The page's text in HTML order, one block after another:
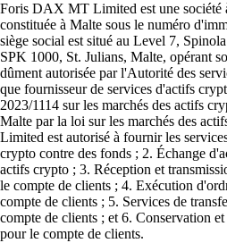
Foris DAX MT Limited est une société
constituée à Malte sous le numéro
siège social est situé au Level 7,
SPK 1000, St. Julians, Malte, opérant
dûment autorisée par l'Autorité des
que fournisseur de services d'actifs
2023/1114 sur les marchés des actifs
Malte par la loi sur les marchés des
Limited est autorisé à fournir les
crypto contre des fonds ; 2. Échange
actifs crypto ; 3. Réception et
le compte de clients ; 4. Exécution
compte de clients ; 5. Services de
compte de clients ; et 6. Conservation
pour le compte de clients.